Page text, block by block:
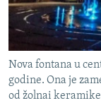
Nova fontana u
godine. Ona je
od žolnai